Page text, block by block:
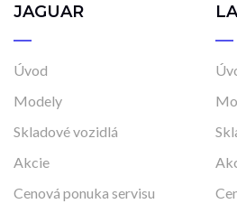
JAGUAR
Úvod
Modely
Skladové vozidlá
Akcie
Cenová ponuka servisu